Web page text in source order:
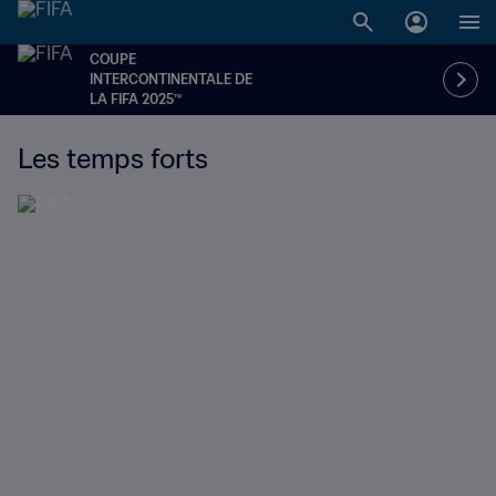
COUPE
INTERCONTINENTALE DE
LA FIFA 2025™
Les temps forts